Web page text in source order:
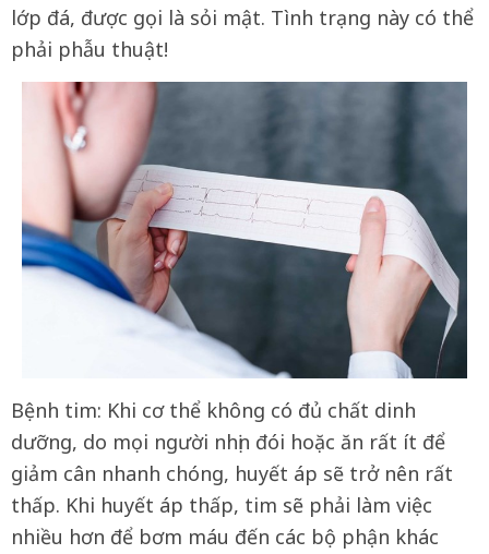
lớp đá, được gọi là sỏi mật. Tình trạng này có thể
phải phẫu thuật!
Bệnh tim: Khi cơ thể không có đủ chất dinh
dưỡng, do mọi người nhịn đói hoặc ăn rất ít để
giảm cân nhanh chóng, huyết áp sẽ trở nên rất
thấp. Khi huyết áp thấp, tim sẽ phải làm việc
nhiều hơn để bơm máu đến các bộ phận khác